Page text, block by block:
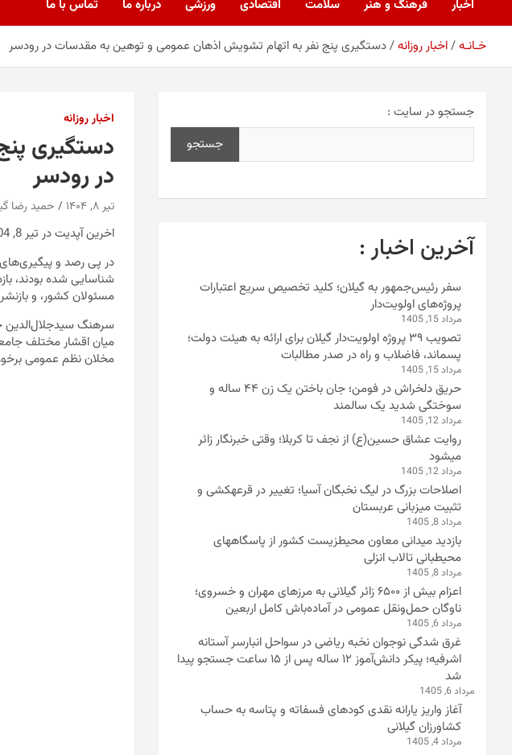
اخبار
فرهنگ و هنر سلامت اقتصادی ورزشی درباره ما تماس با ما
خـانـه اخبار روزانه دستگیری پنج نفر به اتهام تشویش اذهان عمومی و توهین به مقدسات در رودسر
اخبار روزانه
دستگیری
در رودسر
تیر ۸, ۱۴۰۴ حمید رضا
اخرین آپدیت در تیر 8, 1404 توسط
در پی رصد و
شناسایی شده بودند،
مسئولان کشور، و
میان اقشار مختلف
مخلان نظم عمومی
جستجو در سایت :
جستجو
آخرین اخبار :
سفر رئیس‌جمهور به گیلان؛ کلید تخصیص سریع اعتبارات
پروژه‌های اولویت‌دار
مرداد 15, 1405
تصویب ۳۹ پروژه اولویت‌دار گیلان برای ارائه به هیئت دولت؛
پسماند، فاضلاب و راه در صدر مطالبات
مرداد 15, 1405
حریق دلخراش در فومن؛ جان باختن یک زن ۴۴ ساله و
سوختگی شدید یک سالمند
مرداد 12, 1405
روایت عشاق حسین(ع) از نجف تا کربلا؛ وقتی خبرنگار زائر
میشود
مرداد 12, 1405
اصلاحات بزرگ در لیگ نخبگان آسیا؛ تغییر در قرعهکشی و
تثبیت میزبانی عربستان
مرداد 8, 1405
بازدید میدانی معاون محیطزیست کشور از پاسگاههای
محیطبانی تالاب انزلی
مرداد 8, 1405
اعزام بیش از ۶۵۰۰ زائر گیلانی به مرزهای مهران و خسروی؛
ناوگان حمل‌ونقل عمومی در آماده‌باش کامل اربعین
مرداد 6, 1405
غرق شدگی نوجوان نخبه ریاضی در سواحل انبارسر آستانه
اشرفیه؛ پیکر دانش‌آموز ۱۲ ساله پس از ۱۵ ساعت جستجو پیدا
شد
مرداد 6, 1405
آغاز واریز یارانه نقدی کودهای فسفاته و پتاسه به حساب
کشاورزان گیلانی
مرداد 4, 1405